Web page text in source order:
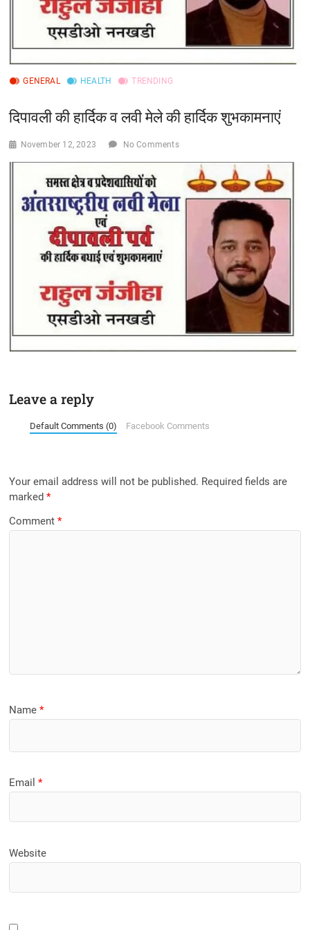
GENERAL HEALTH TRENDING
दिपावली की हार्दिक व लवी मेले की हार्दिक शुभकामनाएं
November 12, 2023 No Comments
Leave a reply
Default Comments (0) Facebook Comments
Your email address will not be published. Required fields are
marked*
Comment*
Name*
Email*
Website